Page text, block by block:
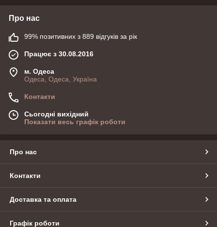
Про нас
99% позитивних з 889 відгуків за рік
Працює з 30.08.2016
м. Одеса
Одеса, Одеса, Україна
Контакти
Сьогодні вихідний
Показати весь графік роботи
Про нас
Контакти
Доставка та оплата
Графік роботи